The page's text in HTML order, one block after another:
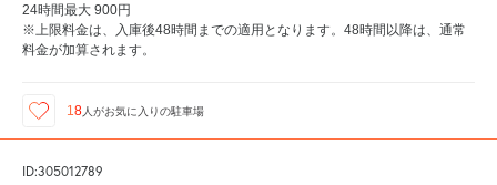
24時間最大 900円
※上限料金は、入庫後48時間までの適用となります。48時間以降は、通常
料金が加算されます。
18 人がお気に入りの駐車場
ID:305012789